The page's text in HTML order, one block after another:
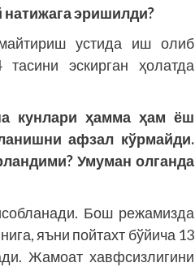
натижага эришилди?
устида иш олиб
эскирган ҳолатда
кунлари ҳамма ҳам ёш
афзал кўрмайди.
Умуман олганда
Бош режамизда
яъни пойтахт бўйича 13
Жамоат хавфсизлигини